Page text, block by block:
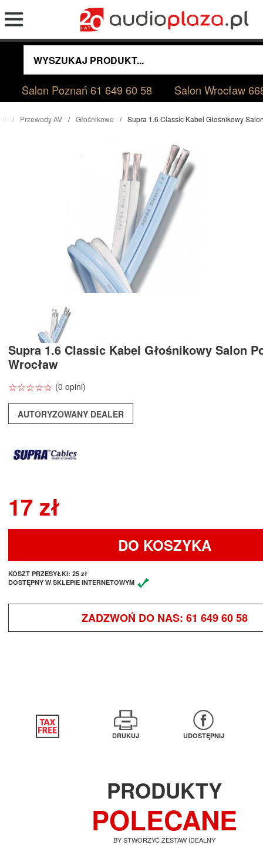
Salon Poznań61 649 60 58 Salon Wrocław
Przewody AV Głośnikowe Supra 1.6 Classic Kabel Głośnikowy
Supra 1.6 Classic Kabel Głośnikowy Salon
Wrocław
☆☆☆☆☆
★★★★★ (0 opini)
AUTORYZOWANY DEALER
17 zł
DO KOSZYKA
KOSZT PRZESYŁKI: 25 zł
DOSTĘPNY W SKLEPIE INTERNETOWYM
ZADZWOŃ DO NAS: 61 649 60 58
DRUKUJ UDOSTĘPNIJ
PRODUKTY
POLECANE
BY STWORZYĆ ZESTAW IDEALNY